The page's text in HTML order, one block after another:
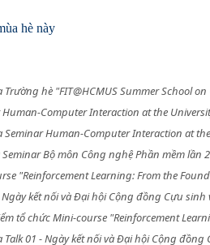
hè này
hè "FIT@HCMUS Summer School
Human-Computer Interaction at the
Human-Computer Interaction at
Bộ môn Công nghệ Phần mềm lần
"Reinforcement Learning: From the
Ngày kết nối và Đại hội Cộng đồng Cựu
tổ chức Mini-course "Reinforcement
01 - Ngày kết nối và Đại hội Cộng đồng